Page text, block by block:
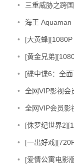
• 三重威胁之跨国大营
• 海王 Aquaman
• [大黄蜂][1080P 高
• [黄金兄弟
• [碟中谍6：全面瓦解
• 全网VIP影视会
• 全网VIP会员影
• [侏罗纪世界
• [一出好戏][720P高
• [爱情公寓电影版][HD